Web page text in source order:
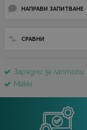
НАПРАВИ ЗАПИТВАНЕ
СРАВНИ
Зарядни за лаптопи
Makki